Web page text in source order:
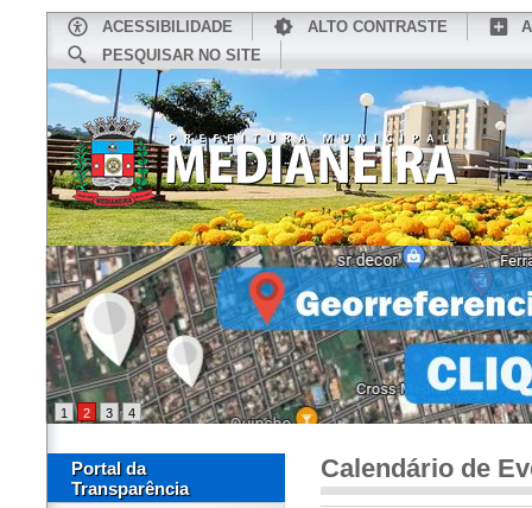
ACESSIBILIDADE ALTO CONTRASTE
PESQUISAR NO SITE
INÍCIO CONHEÇA MEDIANEIRA
1 2 3 4
Portal da
Transparência
Calendário de